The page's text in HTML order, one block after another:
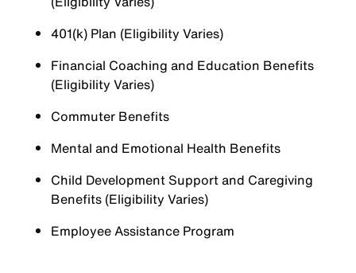
401(k) Plan (Eligibility Varies)
Financial Coaching and Education Benefits
(Eligibility Varies)
Commuter Benefits
Mental and Emotional Health Benefits
Child Development Support and Caregiving
Benefits (Eligibility Varies)
Employee Assistance Program